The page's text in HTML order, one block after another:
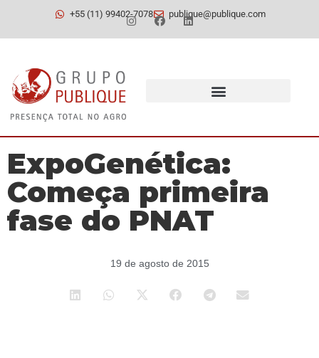
+55 (11) 99402-7078 publique@publique.com
ExpoGenética:
Começa primeira
fase do PNAT
19 de agosto de 2015